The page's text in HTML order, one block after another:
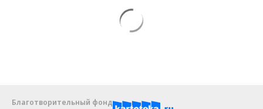
Благотворительный фонд